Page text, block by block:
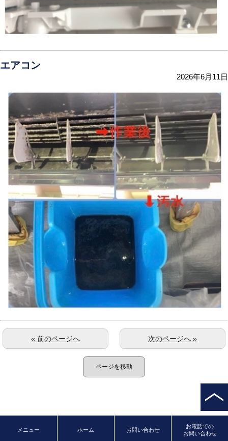
エアコン
2026年6月11日
次のページへ »
« 前のページへ
メニュー ホーム お問い合わせ
お電話での
お問い合わせ